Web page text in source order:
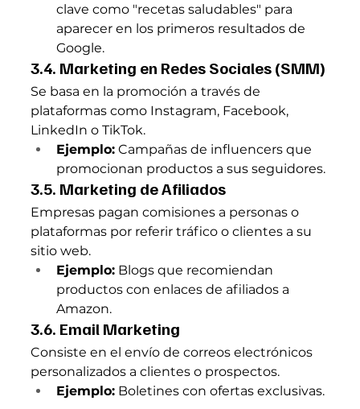
clave como "recetas saludables" para
aparecer en los primeros resultados de
Google.
3.4. Marketing en Redes Sociales (SMM)
Se basa en la promoción a través de
plataformas como Instagram, Facebook,
LinkedIn o TikTok.
Ejemplo: Campañas de influencers que
promocionan productos a sus seguidores.
3.5. Marketing de Afiliados
Empresas pagan comisiones a personas o
plataformas por referir tráfico o clientes a su
sitio web.
Ejemplo: Blogs que recomiendan
productos con enlaces de afiliados a
Amazon.
3.6. Email Marketing
Consiste en el envío de correos electrónicos
personalizados a clientes o prospectos.
Ejemplo: Boletines con ofertas exclusivas.